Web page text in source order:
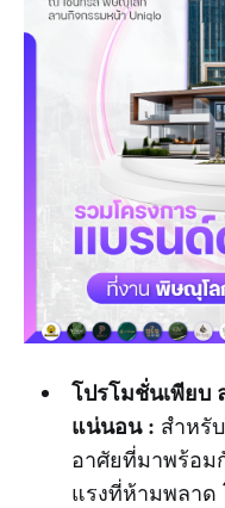
โปรโมชั่นเพียบ
แน่นอน : สำหรั
อาศัยที่มาพร้อม
แรงที่ห้ามพลาด